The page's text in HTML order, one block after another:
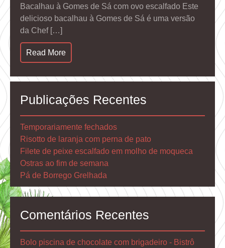
Bacalhau à Gomes de Sá com ovo escalfado Este
delicioso bacalhau à Gomes de Sá é uma versão
da Chef […]
Read More
Publicações Recentes
Temporariamente fechados
Risotto de laranja com perna de pato
Filete de peixe escalfado em molho de moqueca
Ostras ao fim de semana
Pá de Borrego Grelhada
Comentários Recentes
Bolo piscina de chocolate com brigadeiro - Bistrô